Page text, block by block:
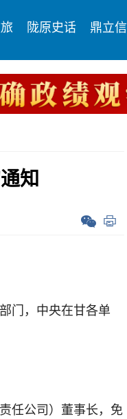
陇原史话 鼎立信
知
门，中央在甘各单
任公司）董事长，免